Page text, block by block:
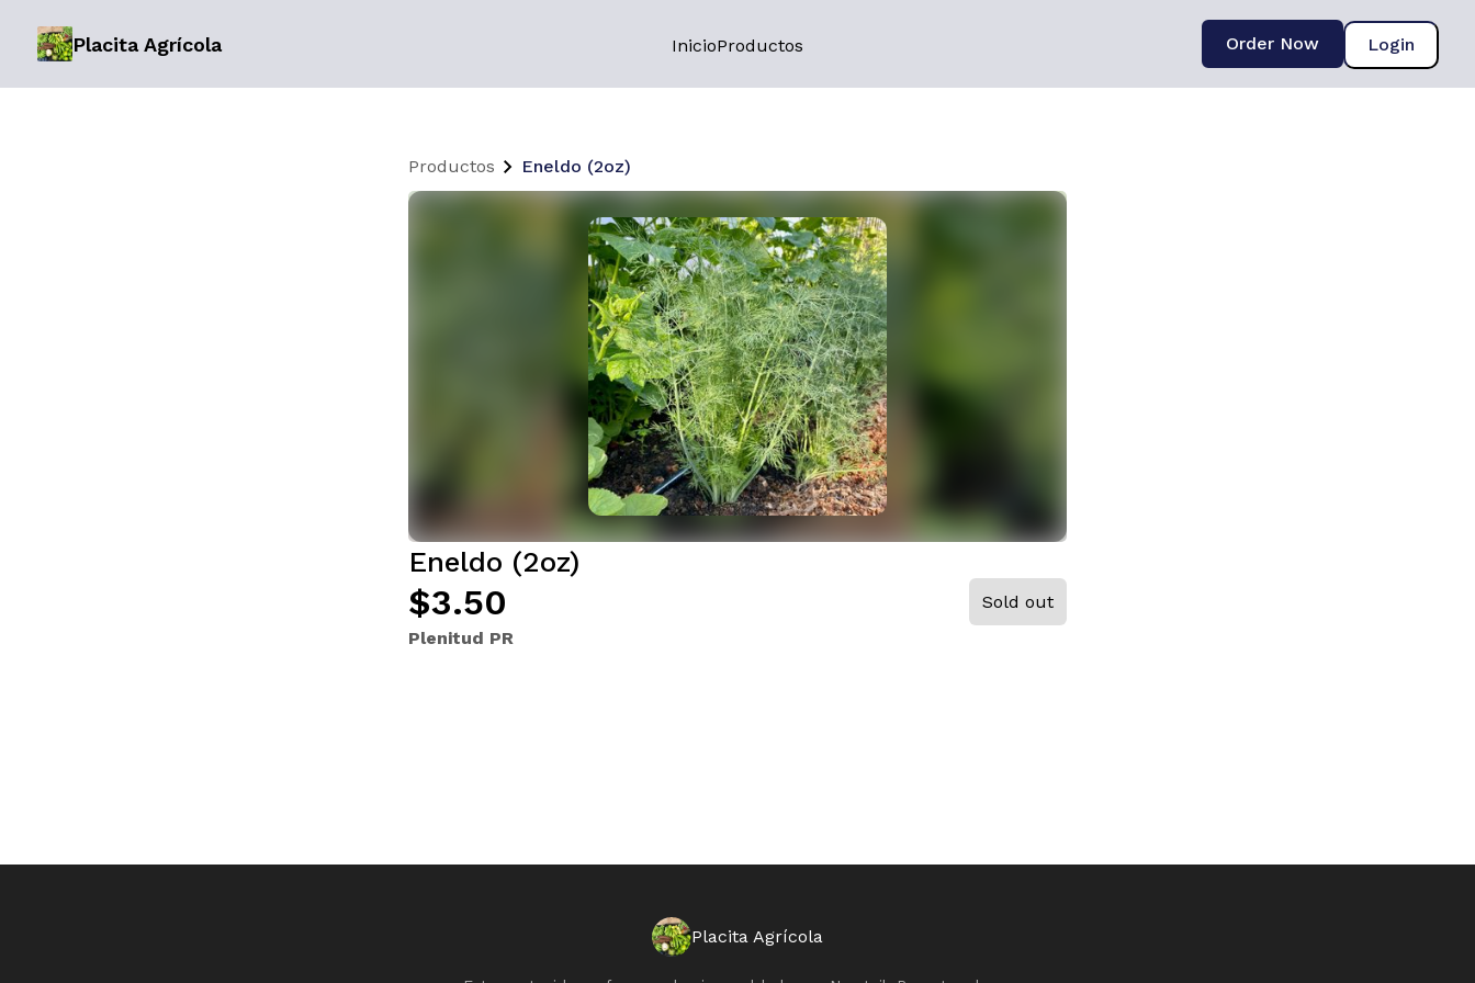
Placita Agrícola InicioProductos Login
Order Now
Productos Eneldo (2oz)
Eneldo (2oz)
$3.50
Sold out
Plenitud PR
Placita Agrícola